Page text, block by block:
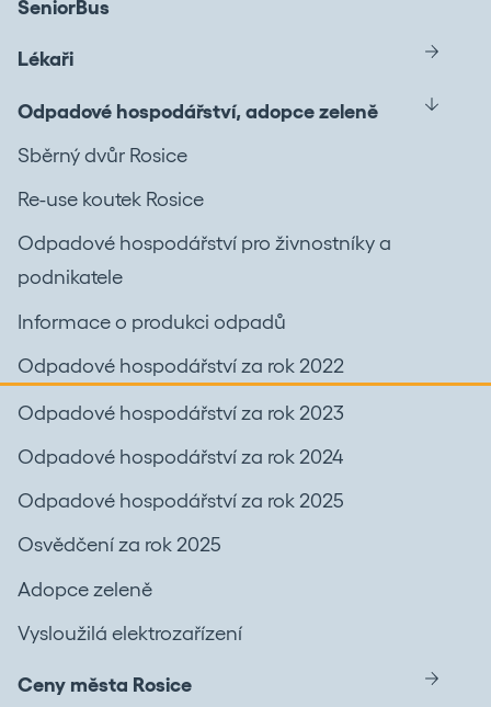
SeniorBus
Lékaři
Odpadové hospodářství, adopce zeleně
Sběrný dvůr Rosice
Re-use koutek Rosice
Odpadové hospodářství pro živnostníky a
podnikatele
Informace o produkci odpadů
Odpadové hospodářství za rok 2022
Odpadové hospodářství za rok 2023
Odpadové hospodářství za rok 2024
Odpadové hospodářství za rok 2025
Osvědčení za rok 2025
Adopce zeleně
Vysloužilá elektrozařízení
Ceny města Rosice